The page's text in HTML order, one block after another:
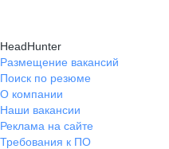
HeadHunter
Размещение вакансий
Поиск по резюме
О компании
Наши вакансии
Реклама на сайте
Требования к ПО